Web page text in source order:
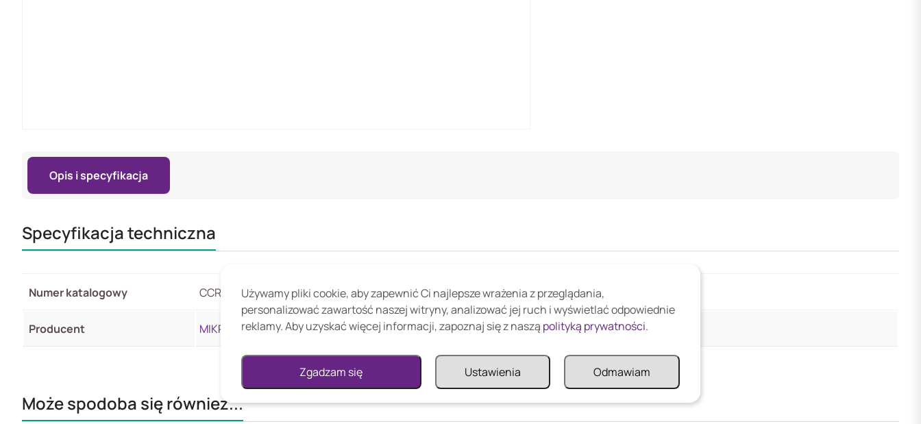
Opis i specyfikacja
Specyfikacja techniczna
Numer katalogowy CCR2004-16G-2S+PC
Producent MIKROTIK
Może spodoba się również...
Używamy pliki cookie, aby zapewnić Ci najlepsze wrażenia z przeglądania,
personalizować zawartość naszej witryny, analizować jej ruch i wyświetlać odpowiednie
reklamy. Aby uzyskać więcej informacji, zapoznaj się z naszą polityką prywatności.
Zgadzam się Ustawienia Odmawiam